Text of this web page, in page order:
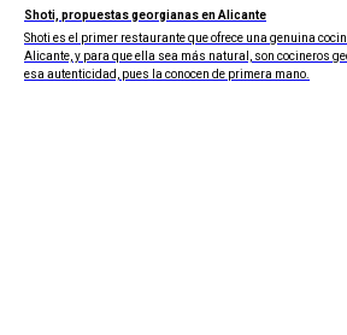
Shoti, propuestas georgianas en Alicante
Shoti es el primer restaurante que ofrece una genuina
Alicante, y para que ella sea más natural, son cocineros
esa autenticidad, pues la conocen de primera mano.